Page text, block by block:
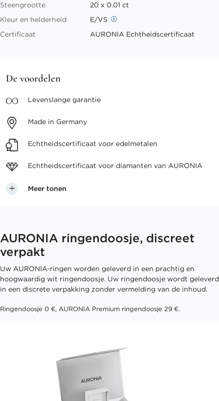
Steengrootte
20 x 0.01 ct
Kleur en helderheid
E/VS
Certificaat
AURONIA Echtheidscertificaat
De voordelen
Levenslange garantie
Made in Germany
Echtheidscertificaat voor edelmetalen
Echtheidscertificaat voor diamanten van AURONIA
Meer tonen
AURONIA ringendoosje, discreet
verpakt
Uw AURONIA-ringen worden geleverd in een prachtig en
hoogwaardig wit ringendoosje. Uw ringendoosje wordt geleverd
in een discrete verpakking zonder vermelding van de inhoud.
Ringendoosje 0 €, AURONIA Premium ringendoosje 29 €.